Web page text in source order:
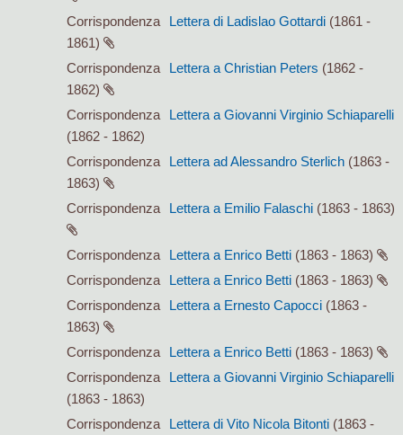
Corrispondenza Lettera di Ladislao Gottardi (1861 -
1861)
Corrispondenza
Lettera a Christian Peters (1862 -
1862)
Corrispondenza
Lettera a Giovanni Virginio Schiaparelli
(1862 - 1862)
Corrispondenza
Lettera ad Alessandro Sterlich (1863 -
1863)
Corrispondenza
Lettera a Emilio Falaschi (1863 - 1863)
Corrispondenza Lettera a Enrico Betti (1863 - 1863)
Corrispondenza
Lettera a Enrico Betti (1863 - 1863)
Corrispondenza
Lettera a Ernesto Capocci (1863 -
1863)
Corrispondenza
Lettera a Enrico Betti (1863 - 1863)
Corrispondenza
Lettera a Giovanni Virginio Schiaparelli
(1863 - 1863)
Corrispondenza
Lettera di Vito Nicola Bitonti (1863 -